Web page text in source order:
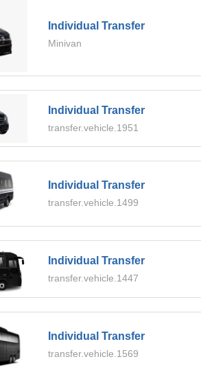
Individual Transfer
Minivan
Individual Transfer
transfer.vehicle.1951
Individual Transfer
transfer.vehicle.1499
Individual Transfer
transfer.vehicle.1447
Individual Transfer
transfer.vehicle.1569